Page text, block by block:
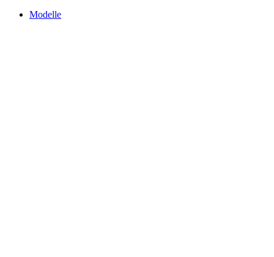
Modelle